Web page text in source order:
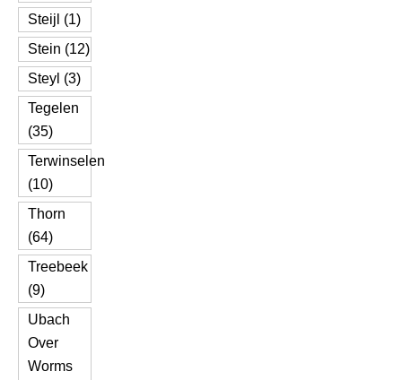
Steijl (1)
Stein (12)
Steyl (3)
Tegelen
(35)
Terwinselen
(10)
Thorn
(64)
Treebeek
(9)
Ubach
Over
Worms